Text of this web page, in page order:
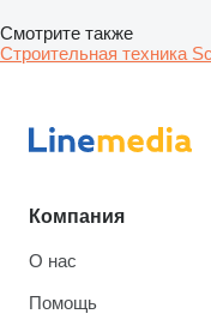
Смотрите также
Строительная техника
Компания
О нас
Помощь